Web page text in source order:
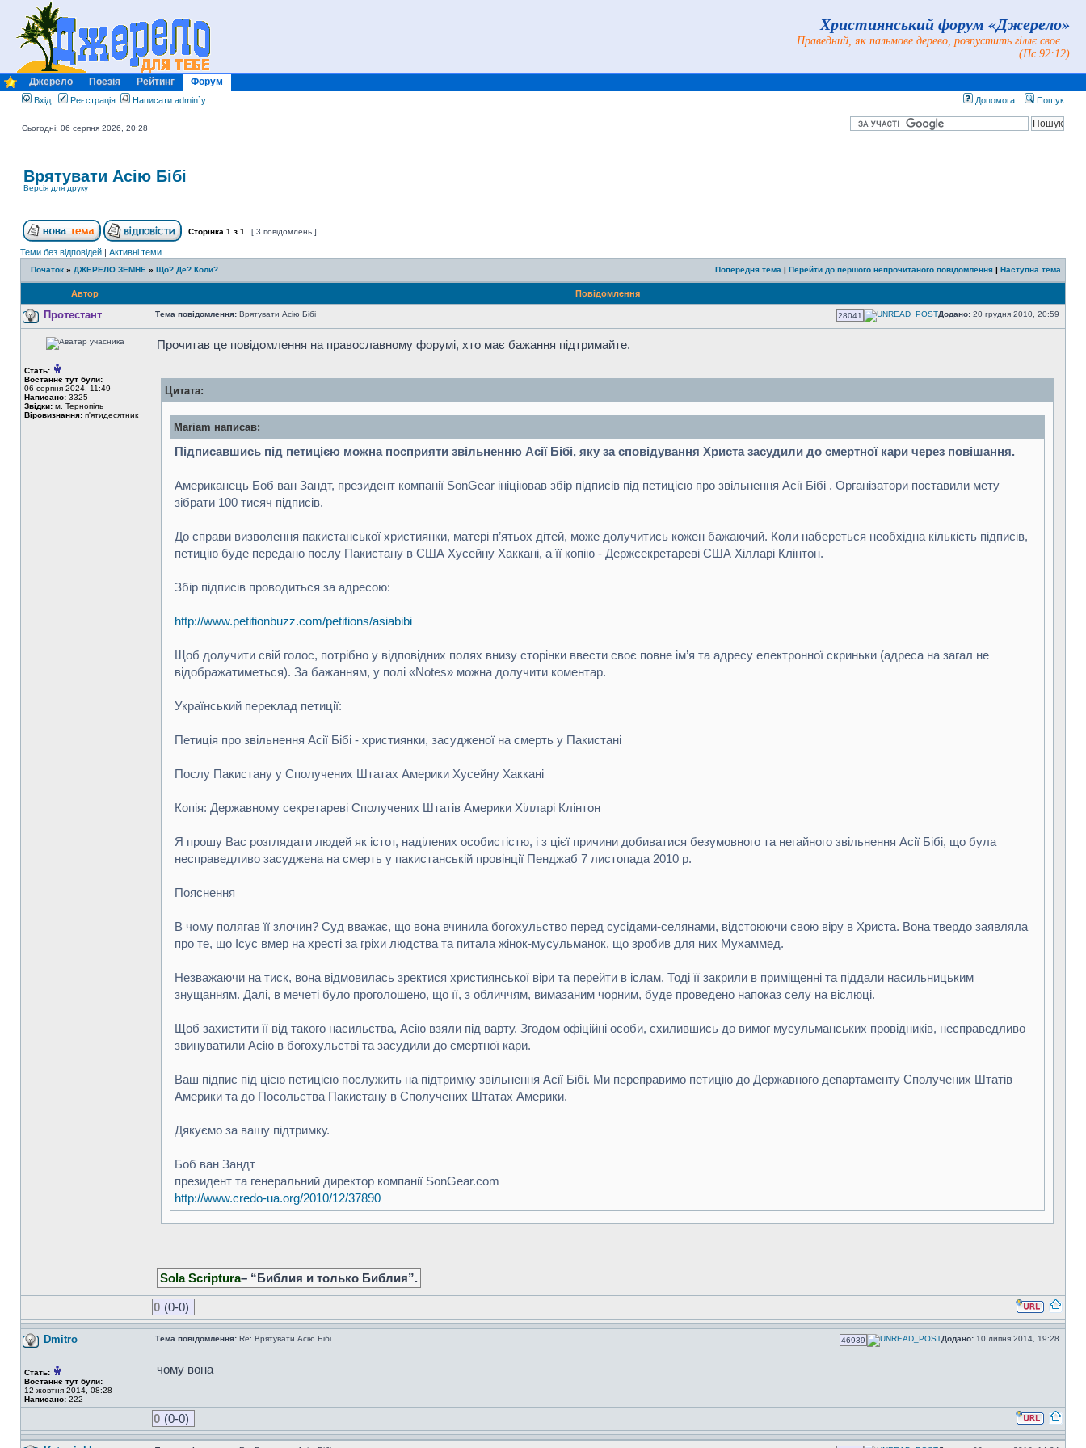
Християнський форум «Джерело»
Праведний, як пальмове дерево, розпустить гіллє своє...
(Пс.92:12)
Джерело Поезія Рейтинг Форум
Вхід Реєстрація Написати admin`у Допомога Пошук
Сьогодні: 06 серпня 2026, 20:28
Врятувати Асію Бібі
Версія для друку
Сторінка 1 з 1 [ 3 повідомлень ]
Теми без відповідей | Активні теми
Початок » ДЖЕРЕЛО ЗЕМНЕ » Що? Де? Коли? Попередня тема | Перейти до першого непрочитаного повідомлення | Наступна тема
Автор Повідомлення
Протестант Тема повідомлення: Врятувати Асію Бібі 28041 Додано: 20 грудня 2010, 20:59
Стать:
Востаннє тут були:
06 серпня 2024, 11:49
Написано: 3325
Звідки: м. Тернопіль
Віровизнання: п'ятидесятник
Прочитав це повідомлення на православному форумі, хто має бажання підтримайте.
Цитата:
Mariam написав:
Підписавшись під петицією можна посприяти звільненню Асії Бібі, яку за сповідування Христа засудили до смертної кари через повішання.
Американець Боб ван Зандт, президент компанії SonGear ініціював збір підписів під петицією про звільнення Асії Бібі . Організатори поставили мету
зібрати 100 тисяч підписів.
До справи визволення пакистанської християнки, матері п’ятьох дітей, може долучитись кожен бажаючий. Коли набереться необхідна кількість підписів,
петицію буде передано послу Пакистану в США Хусейну Хаккані, а її копію - Держсекретареві США Хілларі Клінтон.
Збір підписів проводиться за адресою:
http://www.petitionbuzz.com/petitions/asiabibi
Щоб долучити свій голос, потрібно у відповідних полях внизу сторінки ввести своє повне ім’я та адресу електронної скриньки (адреса на загал не
відображатиметься). За бажанням, у полі «Notes» можна долучити коментар.
Український переклад петиції:
Петиція про звільнення Асії Бібі - християнки, засудженої на смерть у Пакистані
Послу Пакистану у Сполучених Штатах Америки Хусейну Хаккані
Копія: Державному секретареві Сполучених Штатів Америки Хілларі Клінтон
Я прошу Вас розглядати людей як істот, наділених особистістю, і з цієї причини добиватися безумовного та негайного звільнення Асії Бібі, що була
несправедливо засуджена на смерть у пакистанській провінції Пенджаб 7 листопада 2010 р.
Пояснення
В чому полягав її злочин? Суд вважає, що вона вчинила богохульство перед сусідами-селянами, відстоюючи свою віру в Христа. Вона твердо заявляла
про те, що Ісус вмер на хресті за гріхи людства та питала жінок-мусульманок, що зробив для них Мухаммед.
Незважаючи на тиск, вона відмовилась зректися християнської віри та перейти в іслам. Тоді її закрили в приміщенні та піддали насильницьким
знущанням. Далі, в мечеті було проголошено, що її, з обличчям, вимазаним чорним, буде проведено напоказ селу на віслюці.
Щоб захистити її від такого насильства, Асію взяли під варту. Згодом офіційні особи, схилившись до вимог мусульманських провідників, несправедливо
звинуватили Асію в богохульстві та засудили до смертної кари.
Ваш підпис під цією петицією послужить на підтримку звільнення Асії Бібі. Ми переправимо петицію до Державного департаменту Сполучених Штатів
Америки та до Посольства Пакистану в Сполучених Штатах Америки.
Дякуємо за вашу підтримку.
Боб ван Зандт
президент та генеральний директор компанії SonGear.com
http://www.credo-ua.org/2010/12/37890
Sola Scriptura– “Библия и только Библия”.
0 (0-0)
Dmitro Тема повідомлення: Re: Врятувати Асію Бібі 46939 Додано: 10 липня 2014, 19:28
Стать:
Востаннє тут були:
12 жовтня 2014, 08:28
Написано: 222
чому вона
0 (0-0)